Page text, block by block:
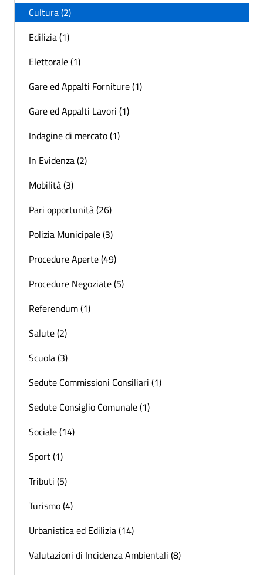
Cultura (2)
Edilizia (1)
Elettorale (1)
Gare ed Appalti Forniture (1)
Gare ed Appalti Lavori (1)
Indagine di mercato (1)
In Evidenza (2)
Mobilità (3)
Pari opportunità (26)
Polizia Municipale (3)
Procedure Aperte (49)
Procedure Negoziate (5)
Referendum (1)
Salute (2)
Scuola (3)
Sedute Commissioni Consiliari (1)
Sedute Consiglio Comunale (1)
Sociale (14)
Sport (1)
Tributi (5)
Turismo (4)
Urbanistica ed Edilizia (14)
Valutazioni di Incidenza Ambientali (8)